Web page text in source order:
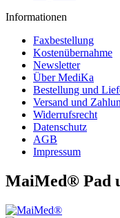
Informationen
Faxbestellung
Kostenübernahme
Newsletter
Über MediKa
Bestellung und
Versand und
Widerrufsrecht
Datenschutz
AGB
Impressum
MaiMed® Pad